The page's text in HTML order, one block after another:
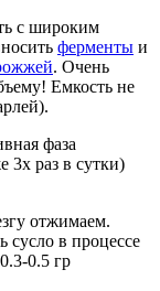
с широким
ферменты и
. Очень
Емкость не
фаза
3х раз в сутки)
отжимаем.
сусло в процессе
0.5 гр